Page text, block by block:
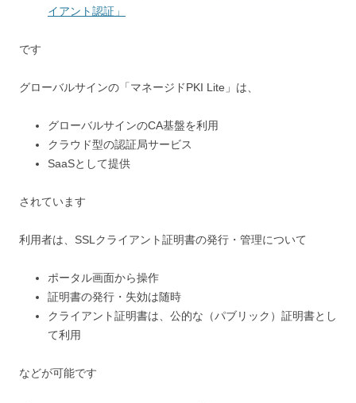
イアント認証」
です
グローバルサインの「マネージドPKI Lite」は、
グローバルサインのCA基盤を利用
クラウド型の認証局サービス
SaaSとして提供
されています
利用者は、SSLクライアント証明書の発行・管理について
ポータル画面から操作
証明書の発行・失効は随時
クライアント証明書は、公的な（パブリック）証明書とし
て利用
などが可能です